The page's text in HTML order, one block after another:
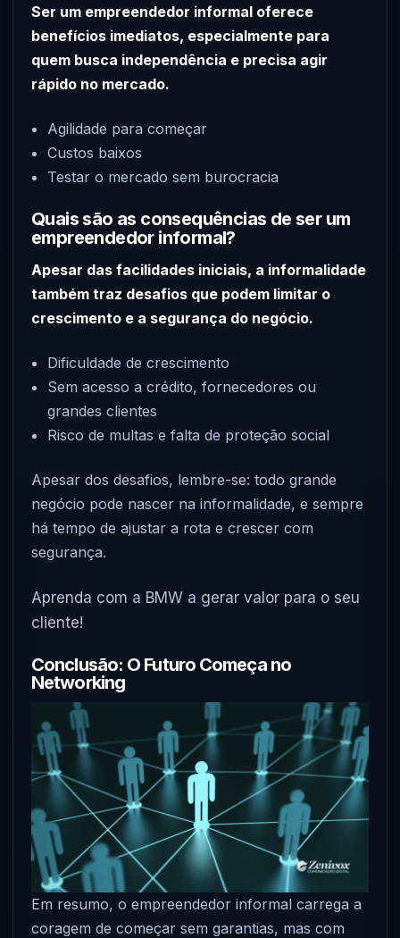
Ser um empreendedor informal oferece
benefícios imediatos, especialmente para
quem busca independência e precisa agir
rápido no mercado.
Agilidade para começar
Custos baixos
Testar o mercado sem burocracia
Quais são as consequências de ser um
empreendedor informal?
Apesar das facilidades iniciais, a informalidade
também traz desafios que podem limitar o
crescimento e a segurança do negócio.
Dificuldade de crescimento
Sem acesso a crédito, fornecedores ou
grandes clientes
Risco de multas e falta de proteção social
Apesar dos desafios, lembre-se: todo grande
negócio pode nascer na informalidade, e sempre
há tempo de ajustar a rota e crescer com
segurança.
Aprenda com a BMW a gerar valor para o seu
cliente!
Conclusão: O Futuro Começa no
Networking
Em resumo, o empreendedor informal carrega a
coragem de começar sem garantias, mas com